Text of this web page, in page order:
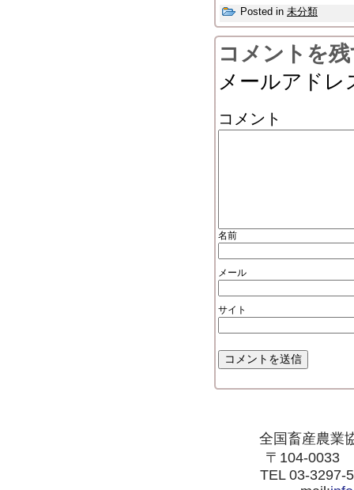
Posted in 未分類
コメントを
メールアド
コメント
名前
メール
サイト
全国畜産農業
〒104-0033
TEL 03-